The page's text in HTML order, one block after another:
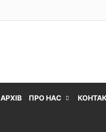
АРХІВ ПРО НАС